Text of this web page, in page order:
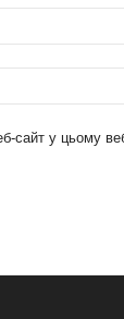
сайт у цьому